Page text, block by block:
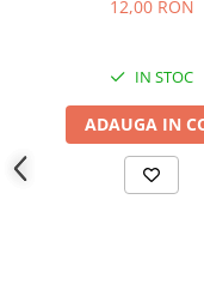
12,00 RON
IN STOC
ADAUGA IN